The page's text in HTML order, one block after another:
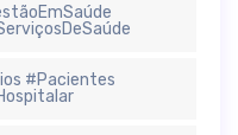
#Pacientes